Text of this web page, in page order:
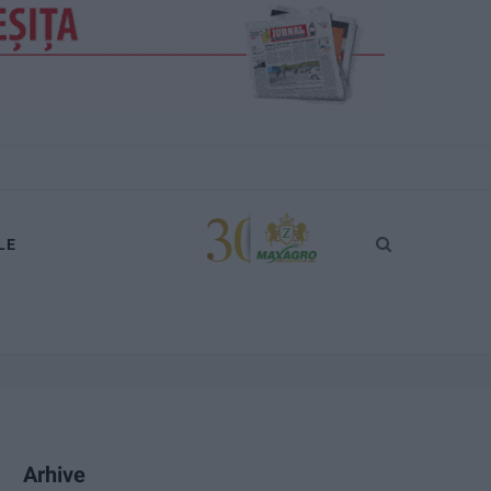
Arhive